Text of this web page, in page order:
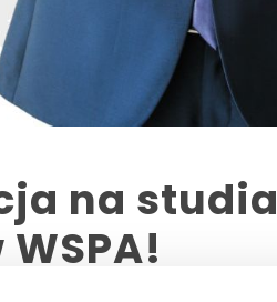
na studia